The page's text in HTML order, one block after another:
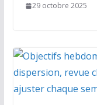
29 octobre 2025